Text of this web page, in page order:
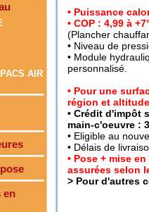
AIR
en
• Puissance
• COP : 4,99 à
(Plancher
• Niveau de
• Module
personnalisé.
• Pour une
région et
• Crédit d'impôt
main-c'oeuvre :
• Eligible au
• Délais de
• Pose + mise
assurées selon
> Pour d'autres